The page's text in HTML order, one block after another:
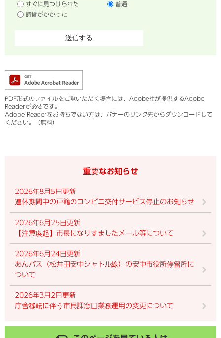
すぐに見つけられた
普通
時間がかかった
PDF形式のファイルをご覧いただく場合には、Adobe社が提供するAdobe
Readerが必要です。
Adobe Readerをお持ちでない方は、バナーのリンク先からダウンロードして
ください。（無料）
重要なお知らせ
2026年8月5日更新
連休期間中の戸籍のコンビニ交付サービス停止のお知らせ
2026年6月25日更新
【注意喚起】市長になりすましたメール等について
2026年6月24日更新
あんバス（松井田安中シャトル線）の安中市役所停留所に
ついて
2026年3月2日更新
庁舎移転に伴う市民課窓口業務運用の変更について